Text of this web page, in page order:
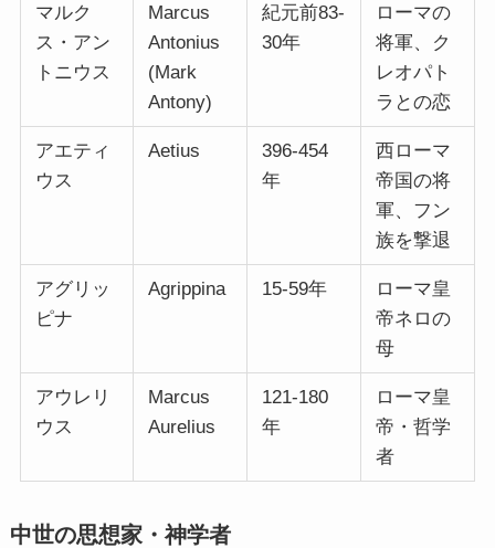
マルク
ス・アン
トニウス
Marcus
Antonius
(Mark
Antony)
紀元前83-
30年
ローマの
将軍、ク
レオパト
ラとの恋
アエティ
ウス
Aetius
396-454
年
西ローマ
帝国の将
軍、フン
族を撃退
アグリッ
ピナ
Agrippina 15-59年
ローマ皇
帝ネロの
母
アウレリ
ウス
Marcus
Aurelius
121-180
年
ローマ皇
帝・哲学
者
中世の思想家・神学者